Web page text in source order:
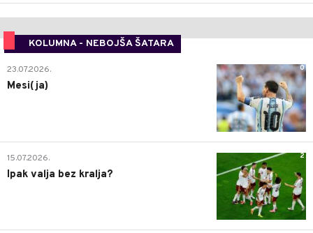
KOLUMNA - NEBOJŠA ŠATARA
0
23.07.2026.
Mesi(ja)
2
15.07.2026.
Ipak valja bez kralja?